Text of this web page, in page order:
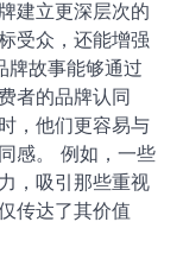
业人士则可能更
的渠道，可以提
划是确保品牌推
广告费用、活动
预期效果分配预
。定期评估推广
资回报。 品牌故
情感和价值观来
建立更深层次的